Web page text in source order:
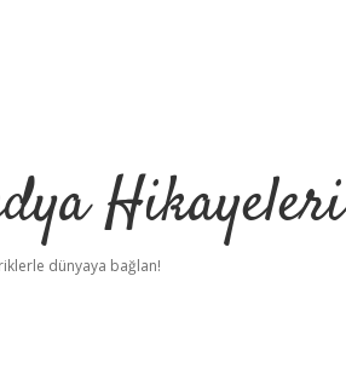
Hikayeleri
dünyaya bağlan!